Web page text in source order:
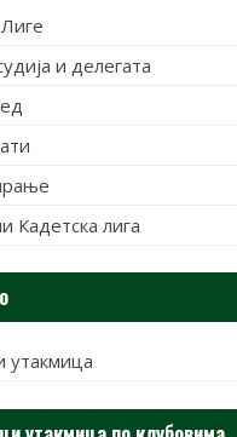
и делегата
Кадетска лига
утакмица